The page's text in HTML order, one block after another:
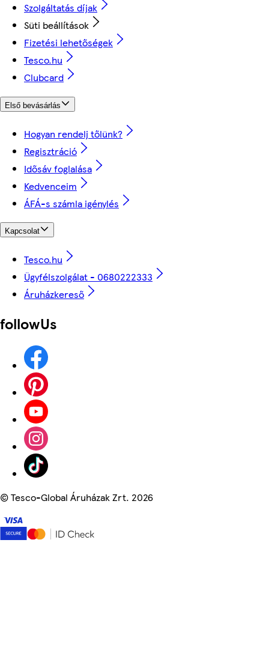
Szolgáltatás díjak
Süti beállítások
Fizetési lehetőségek
Tesco.hu
Clubcard
Első bevásárlás
Hogyan rendelj tőlünk?
Regisztráció
Idősáv foglalása
Kedvenceim
ÁFÁ-s számla igénylés
Kapcsolat
Tesco.hu
Ügyfélszolgálat - 0680222333
Áruházkereső
followUs
©Tesco-Global Áruházak Zrt. 2026